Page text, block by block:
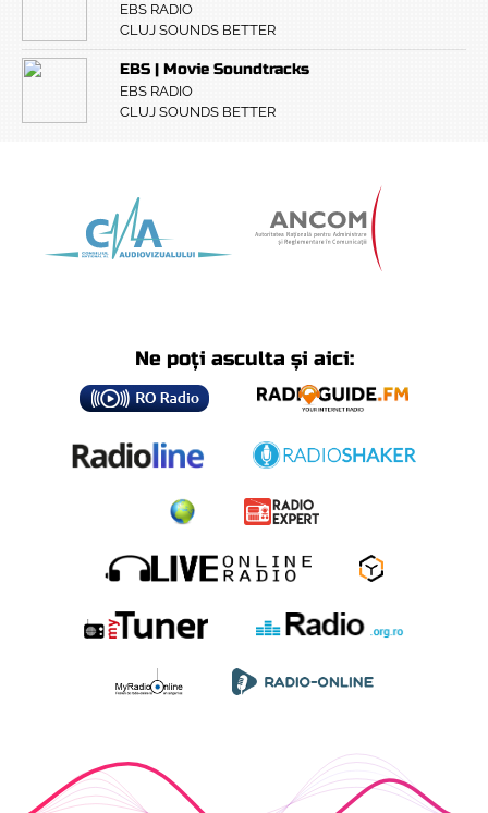
EBS RADIO
CLUJ SOUNDS BETTER
EBS | Movie Soundtracks
EBS RADIO
CLUJ SOUNDS BETTER
Ne poți asculta și aici: